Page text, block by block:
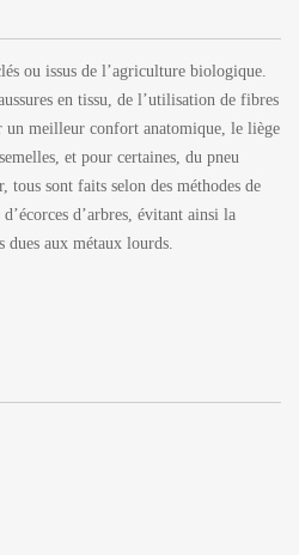
ou issus de l’agriculture biologique.
en tissu, de l’utilisation de fibres
un meilleur confort anatomique, le liège
et pour certaines, du pneu
tous sont faits selon des méthodes de
d’arbres, évitant ainsi la
dues aux métaux lourds.